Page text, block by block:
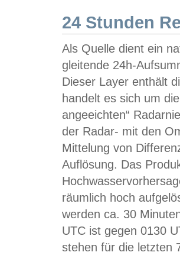
24 Stunden
Als Quelle dient ein
gleitende 24h-
Dieser Layer enthält
handelt es sich um
angeeichten“
der Radar- mit den
Mittelung von
Auflösung. Das
räumlich hoch
werden ca. 30
UTC ist gegen 0130
stehen für die letzten